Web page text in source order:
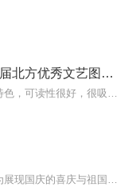
千里之外｜荣获第二十四届北方优秀文艺图书奖一等奖